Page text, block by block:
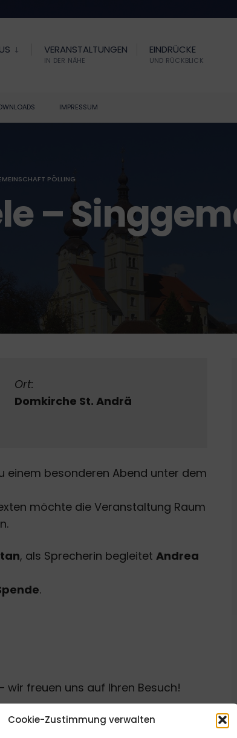
Cookie-Zustimmung verwalten
VERANSTALTUNGEN
IN DER NÄHE
EINDRÜCKE
UND RÜCKBLICK
IMPRESSUM
PÖLLING
–
Ort:
Domkirche St. Andrä
einem besonderen Abend unter dem
möchte die Veranstaltung Raum
, als Sprecherin begleitet Andrea
.
wir freuen uns auf Ihren Besuch!